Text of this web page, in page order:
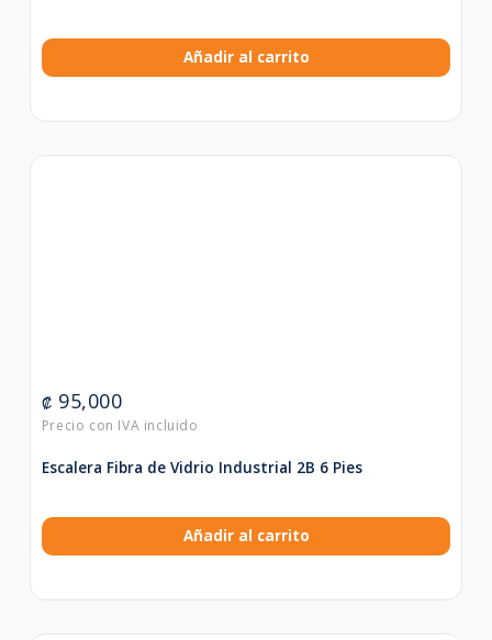
Añadir al carrito
₡ 95,000
Escalera Fibra de Vidrio Industrial 2B 6 Pies
Añadir al carrito